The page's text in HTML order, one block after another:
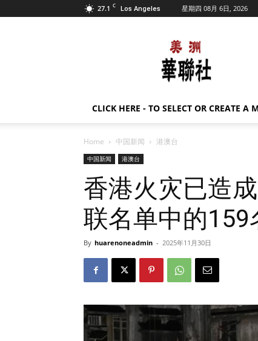
27.1 C Los Angeles 星期四 08月 6日, 2026
美
洲
华
联
CLICK HERE - TO SELECT OR CREATE A
Home 中国新闻 港澳台
中国新闻 港澳台
香港火灾已造
联名单中的159
By huarenoneadmin - 2025年11月30日